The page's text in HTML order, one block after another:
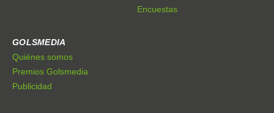
Encuestas
GOLSMEDIA
Quiénes somos
Premios Golsmedia
Publicidad